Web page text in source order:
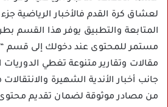
لعشاق كرة القدم فالأخبار الرياضية
المتابعة والتطبيق يوفر هذا القسم
مستمر للمحتوى عند دخولك إلى قسم
مقالات وتقارير متنوعة تغطي الدوريات
جانب أخبار الأندية الشهيرة
من مصادر موثوقة لضمان تقديم